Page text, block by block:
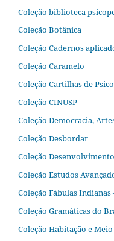
Coleção biblioteca
Coleção Botânica
Coleção Cadernos
Coleção Caramelo
Coleção Cartilhas de
Coleção CINUSP
Coleção Democracia,
Coleção Desbordar
Coleção
Coleção Estudos
Coleção Fábulas
Coleção Gramáticas do
Coleção Habitação e